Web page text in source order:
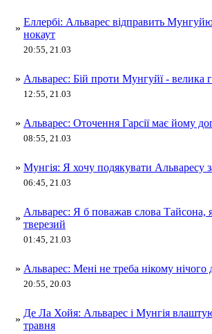
»
Еллербі: Альварес відправить
нокаут
20:55, 21.03
» Альварес: Бій проти Мунгуйї - велика
12:55, 21.03
» Альварес: Оточення Гарсії має йому
08:55, 21.03
» Мунгія: Я хочу подякувати Альваресу
06:45, 21.03
»
Альварес: Я б поважав слова Тайсона,
тверезий
01:45, 21.03
» Альварес: Мені не треба нікому нічого
20:55, 20.03
»
Де Ла Хойя: Альварес і Мунгія
травня